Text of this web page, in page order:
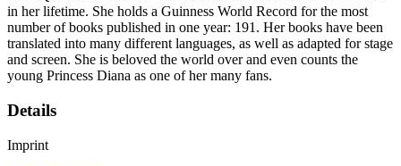
in her lifetime. She holds a Guinness World Record for the most
number of books published in one year: 191. Her books have been
translated into many different languages, as well as adapted for stage
and screen. She is beloved the world over and even counts the
young Princess Diana as one of her many fans.
Details
Imprint